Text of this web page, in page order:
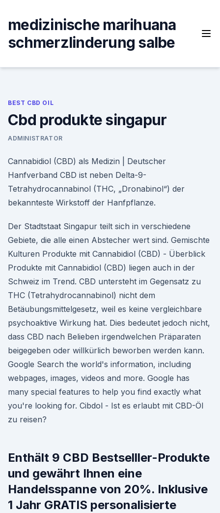
content
medizinische marihuana
schmerzlinderung salbe
BEST CBD OIL
Cbd produkte singapur
ADMINISTRATOR
Cannabidiol (CBD) als Medizin | Deutscher
Hanfverband CBD ist neben Delta-9-
Tetrahydrocannabinol (THC, „Dronabinol“) der
bekannteste Wirkstoff der Hanfpflanze.
Der Stadtstaat Singapur teilt sich in verschiedene
Gebiete, die alle einen Abstecher wert sind. Gemischte
Kulturen Produkte mit Cannabidiol (CBD) - Überblick
Produkte mit Cannabidiol (CBD) liegen auch in der
Schweiz im Trend. CBD untersteht im Gegensatz zu
THC (Tetrahydrocannabinol) nicht dem
Betäubungsmittelgesetz, weil es keine vergleichbare
psychoaktive Wirkung hat. Dies bedeutet jedoch nicht,
dass CBD nach Belieben irgendwelchen Präparaten
beigegeben oder willkürlich beworben werden kann.
Google Search the world's information, including
webpages, images, videos and more. Google has
many special features to help you find exactly what
you're looking for. Cibdol - Ist es erlaubt mit CBD-Öl
zu reisen?
Enthält 9 CBD Bestselller-Produkte
und gewährt Ihnen eine
Handelsspanne von 20%. Inklusive
1 Jahr GRATIS personalisierte